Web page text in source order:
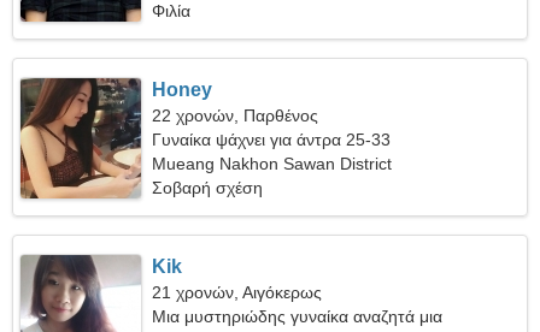
Φιλία
Honey
22 χρονών, Παρθένος
Γυναίκα ψάχνει για άντρα 25-33
Mueang Nakhon Sawan District
Σοβαρή σχέση
Kik
21 χρονών, Αιγόκερως
Μια μυστηριώδης γυναίκα αναζητά μια